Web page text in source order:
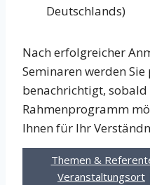
Deutschlands)
Nach erfolgreicher
Seminaren werden
benachrichtigt,
Rahmenprogramm
Ihnen für Ihr
Themen &
Veranstaltungsort